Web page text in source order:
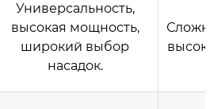
Универсальность,
высокая мощность,
широкий выбор
насадок.